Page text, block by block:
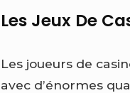
Les Jeux De
Les joueurs de
avec d’énormes